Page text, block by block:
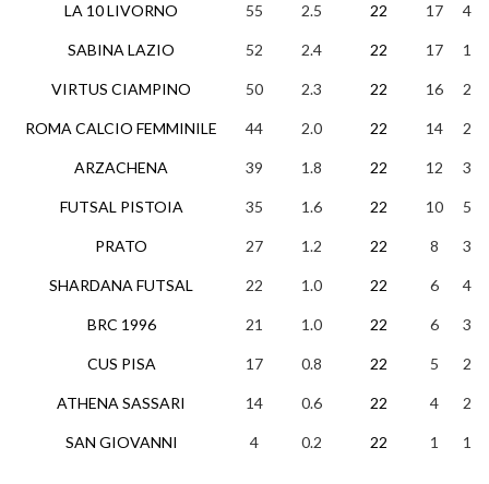
LA 10 LIVORNO
SABINA LAZIO
VIRTUS CIAMPINO
ROMA CALCIO FEMMINILE
ARZACHENA
FUTSAL PISTOIA
PRATO
SHARDANA FUTSAL
BRC 1996
CUS PISA
ATHENA SASSARI
SAN GIOVANNI
55 2.5 22 17 4
52 2.4 22 17 1
50 2.3 22 16 2
44 2.0 22 14 2
39 1.8 22 12 3
35 1.6 22 10 5
27 1.2 22 8 3
22 1.0 22 6 4
21 1.0 22 6 3
17 0.8 22 5 2
14 0.6 22 4 2
4 0.2 22 1 1